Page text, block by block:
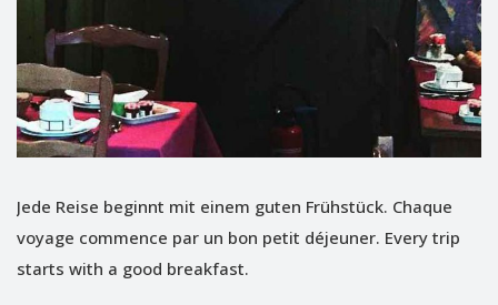
Jede Reise beginnt mit einem guten Frühstück. Chaque
voyage commence par un bon petit déjeuner. Every trip
starts with a good breakfast.